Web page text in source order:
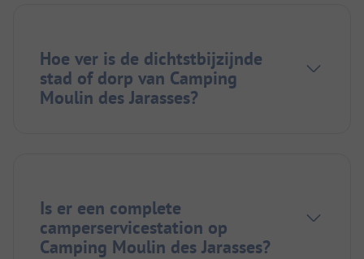
Hoe ver is de dichtstbijzijnde
stad of dorp van Camping
Moulin des Jarasses?
Is er een complete
camperservicestation op
Camping Moulin des Jarasses?